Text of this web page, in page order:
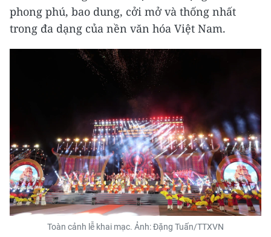
phong phú, bao dung, cởi mở và thống nhất
trong đa dạng của nền văn hóa Việt Nam.
Toàn cảnh lễ khai mạc. Ảnh: Đặng Tuấn/TTXVN